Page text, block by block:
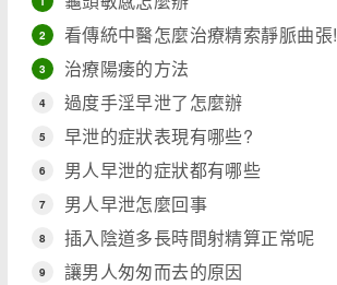
2 看傳統中醫怎麼治療精索靜脈曲張!
3 治療陽痿的方法
4 過度手淫早泄了怎麼辦
5 早泄的症狀表現有哪些?
6 男人早泄的症狀都有哪些
7 男人早泄怎麼回事
8 插入陰道多長時間射精算正常呢
9 讓男人匆匆而去的原因